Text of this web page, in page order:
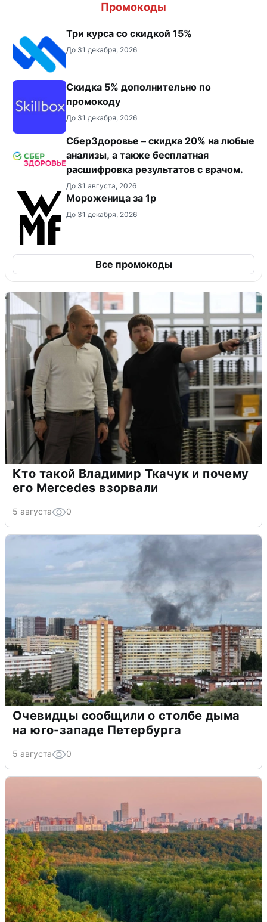
Промокоды
Три курса со скидкой 15%
До 31 декабря, 2026
Скидка 5% дополнительно по
промокоду
До 31 декабря, 2026
СберЗдоровье – скидка 20% на любые
анализы, а также бесплатная
расшифровка результатов с врачом.
До 31 августа, 2026
Мороженица за 1р
До 31 декабря, 2026
Все промокоды
Кто такой Владимир Ткачук и почему
его Mercedes взорвали
5 августа 0
Очевидцы сообщили о столбе дыма
на юго-западе Петербурга
5 августа 0